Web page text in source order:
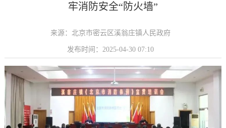
牢消防安全“防火墙”
来源：北京市密云区溪翁庄镇人民政府
发布时间：2025-04-30 07:10